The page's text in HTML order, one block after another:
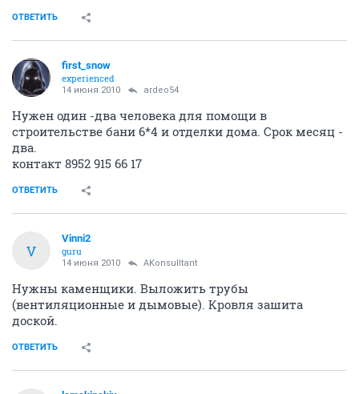
ОТВЕТИТЬ
first_snow
experienced
14 июня 2010 ardeo54
Нужен один -два человека для помощи в
строительстве бани 6*4 и отделки дома. Срок месяц -
два.
контакт 8952 915 66 17
ОТВЕТИТЬ
V
Vinni2
guru
14 июня 2010 AKonsulltant
Нужны каменщики. Выложить трубы
(вентиляционные и дымовые). Кровля зашита
доской.
ОТВЕТИТЬ